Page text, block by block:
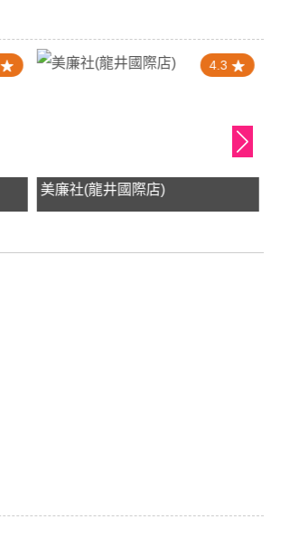
4.3
美廉社(龍井國際店)